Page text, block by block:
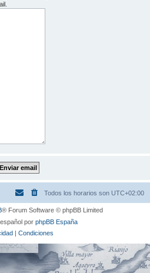
Todos los horarios son UTC+02:00
® Forum Software © phpBB Limited
por phpBB España
| Condiciones